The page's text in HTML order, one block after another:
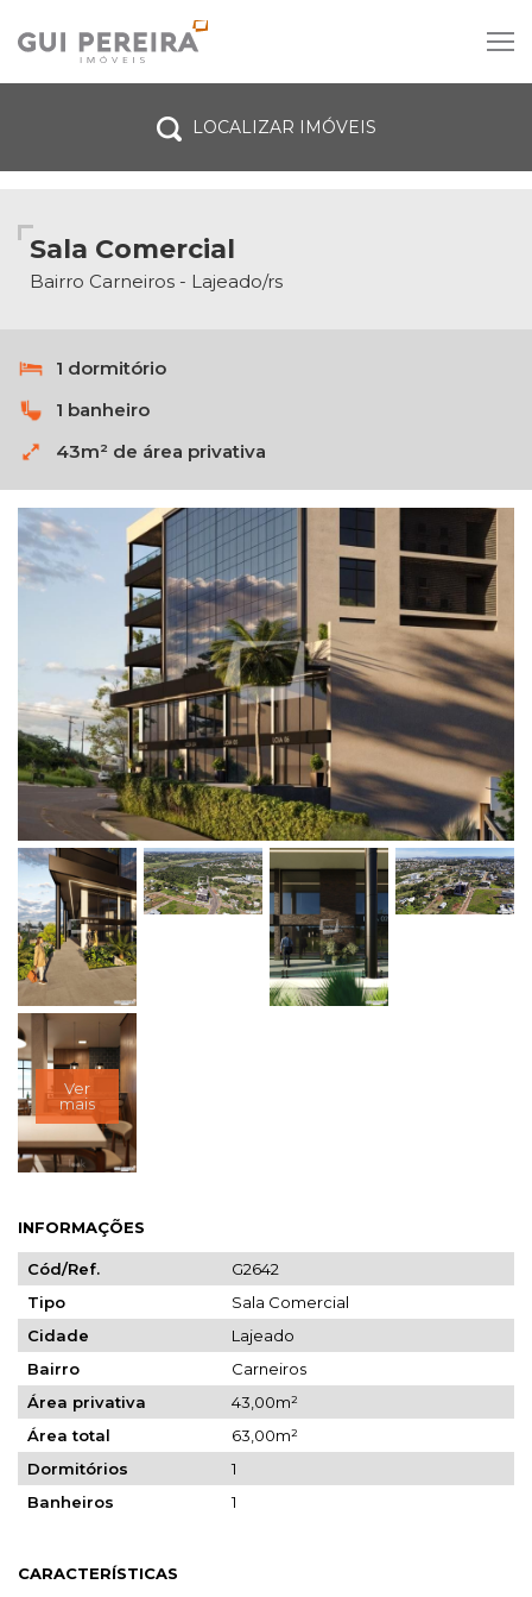
LOCALIZAR IMÓVEIS
Dormitórios
Todas as cidades
LOCALIZAR IMÓVEIS
Sala Comercial
Bairro Carneiros - Lajeado/rs
1 dormitório
1 banheiro
43m² de área privativa
INFORMAÇÕES
Cód/Ref.
G2642
Tipo
Sala Comercial
Cidade
Lajeado
Bairro
Carneiros
Área privativa
43,00m²
Área total
63,00m²
Dormitórios
1
Banheiros
1
CARACTERÍSTICAS
Ver
mais